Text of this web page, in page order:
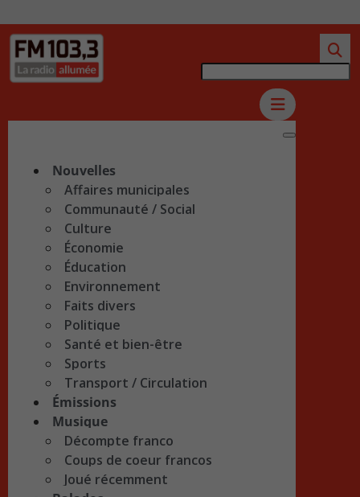
Nouvelles
Affaires municipales
Communauté / Social
Culture
Économie
Éducation
Environnement
Faits divers
Politique
Santé et bien-être
Sports
Transport / Circulation
Émissions
Musique
Décompte franco
Coups de coeur francos
Joué récemment